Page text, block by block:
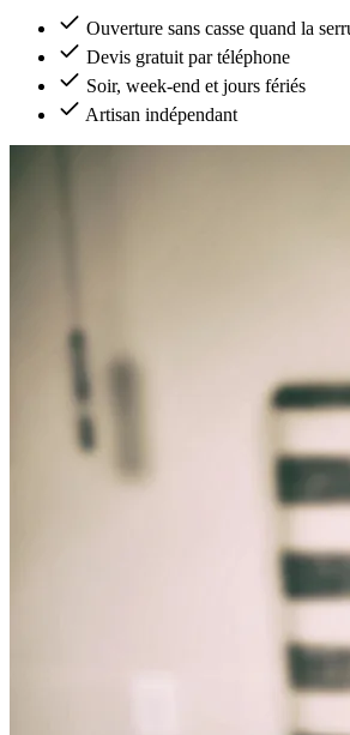
Ouverture sans casse quand la
Devis gratuit par téléphone
Soir, week-end et jours fériés
Artisan indépendant